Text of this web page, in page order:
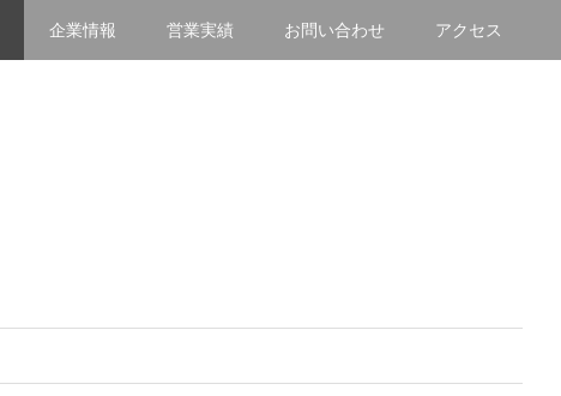
企業情報 営業実績 お問い合わせ アクセス